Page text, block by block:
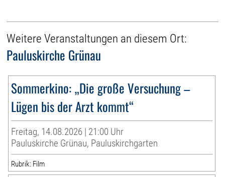
Weitere Veranstaltungen an diesem Ort:
Pauluskirche Grünau
Sommerkino: „Die große Versuchung –
Lügen bis der Arzt kommt“
Freitag, 14.08.2026 | 21:00 Uhr
Pauluskirche Grünau, Pauluskirchgarten
Rubrik: Film